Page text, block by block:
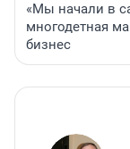
«Мы начали в
многодетная
бизнес